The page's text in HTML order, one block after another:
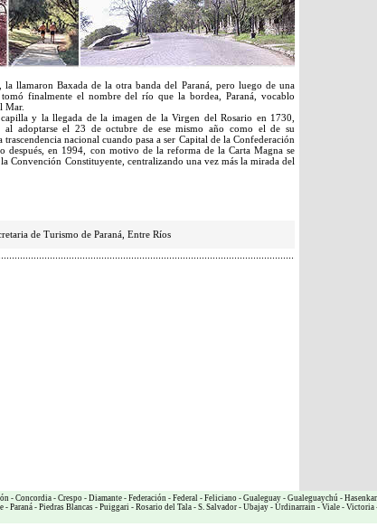
llamaron Baxada de la otra banda del Paraná, pero luego de una
finalmente el nombre del río que la bordea, Paraná, vocablo
Mar.
y la llegada de la imagen de la Virgen del Rosario en 1730,
adoptarse el 23 de octubre de ese mismo año como el de su
nacional cuando pasa a ser Capital de la Confederación
después, en 1994, con motivo de la reforma de la Carta Magna se
Convención Constituyente, centralizando una vez más la mirada del
de Turismo de Paraná, Entre Ríos
- Concordia - Crespo - Diamante - Federación - Federal - Feliciano - Gualeguay - Gualeguaychú -
- Paraná - Piedras Blancas - Puiggari - Rosario del Tala - S. Salvador - Ubajay - Urdinarrain - Viale - Victoria